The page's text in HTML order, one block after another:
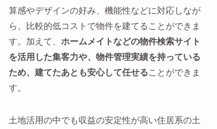
算感やデザインの好み、機能性などに対応しなが
ら、比較的低コストで物件を建てることができま
す。加えて、 ホームメイトなどの物件検索サイト
を活用した集客力や、物件管理実績を持っている
ため、建てたあとも安心して任せることができま
す。
土地活用の中でも収益の安定性が高い住居系の土